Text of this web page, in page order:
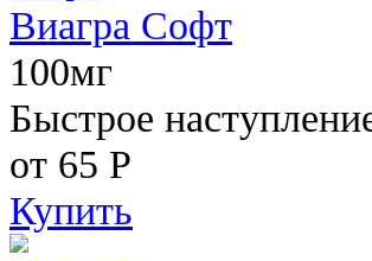
Виагра Софт
100мг
Быстрое
от 65 Р
Купить